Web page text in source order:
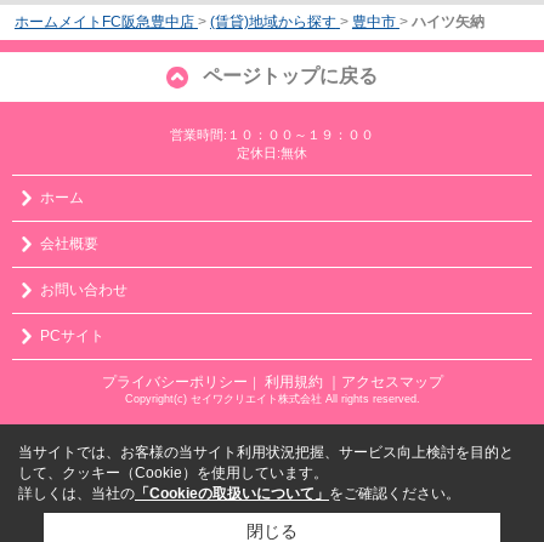
ホームメイトFC阪急豊中店 > (賃貸)地域から探す > 豊中市 > ハイツ矢納
ページトップに戻る
営業時間:１０：００～１９：００
定休日:無休
ホーム
会社概要
お問い合わせ
PCサイト
プライバシーポリシー 利用規約 ｜アクセスマップ
Copyright(c) セイワクリエイト株式会社 All rights reserved.
当サイトでは、お客様の当サイト利用状況把握、サービス向上検討を目的と
して、クッキー（Cookie）を使用しています。
詳しくは、当社の 「Cookieの取扱いについて」 をご確認ください。
閉じる